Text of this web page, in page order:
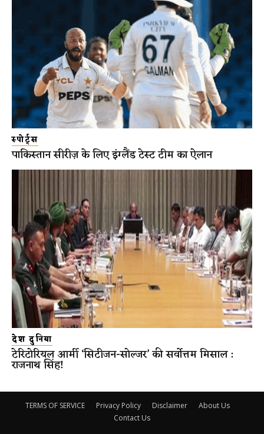
स्पोर्ट्स
पाकिस्तान सीरीज़ के लिए इंग्लैंड टेस्ट टीम का ऐलान
देश दुनिया
टेरिटोरियल आर्मी ‘सिटीजन-सोल्जर’ की सर्वोत्तम मिसाल :
राजनाथ सिंह!
TERMS OF SERVICE Privacy Policy Disclaimer
About Us
Contact Us